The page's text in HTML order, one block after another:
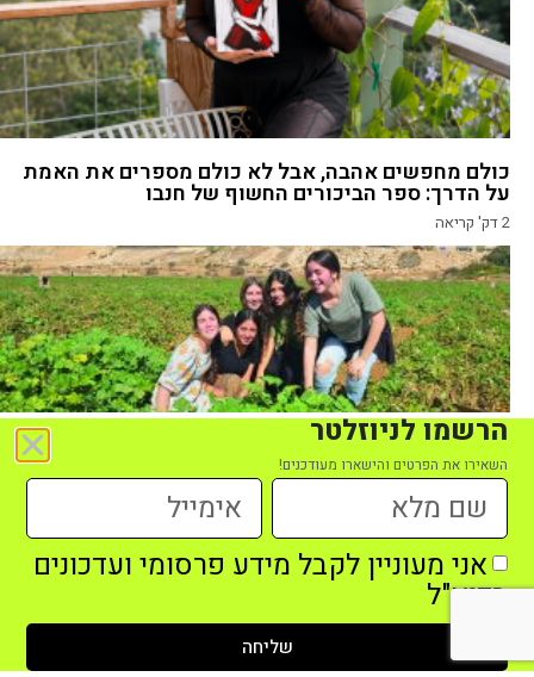
כולם מחפשים אהבה, אבל לא כולם מספרים את האמת
על הדרך: ספר הביכורים החשוף של חנבו
2דק' קריאה
מסכים בצד, ידיים באדמה
2דק' קריאה
הרשמו לניוזלטר
השאירו את הפרטים והישארו מעודכנים!
אני מעוניין לקבל מידע פרסומי ועדכונים
בדוא"ל
שליחה